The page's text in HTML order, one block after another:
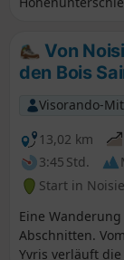
schöner, recht
Laubwälder,
majestätische
ehrwürdigste
Punkt (8). Auf
einige Schlösser
Sucy, die in der
durchaus
zeigt mehrere
doch auf einem
städtischen
Von
den Bois
Visorando-
13,02 km
3:45 Std.
Start in
Eine
Abschnitten.
Yvris verläuft